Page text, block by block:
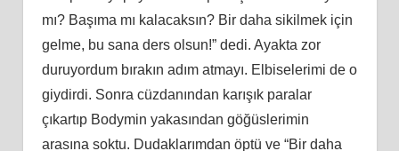
mı? Başıma mı kalacaksın? Bir daha sikilmek için
gelme, bu sana ders olsun!” dedi. Ayakta zor
duruyordum bırakın adım atmayı. Elbiselerimi de o
giydirdi. Sonra cüzdanından karışık paralar
çıkartıp Bodymin yakasından göğüslerimin
arasına soktu. Dudaklarımdan öptü ve “Bir daha